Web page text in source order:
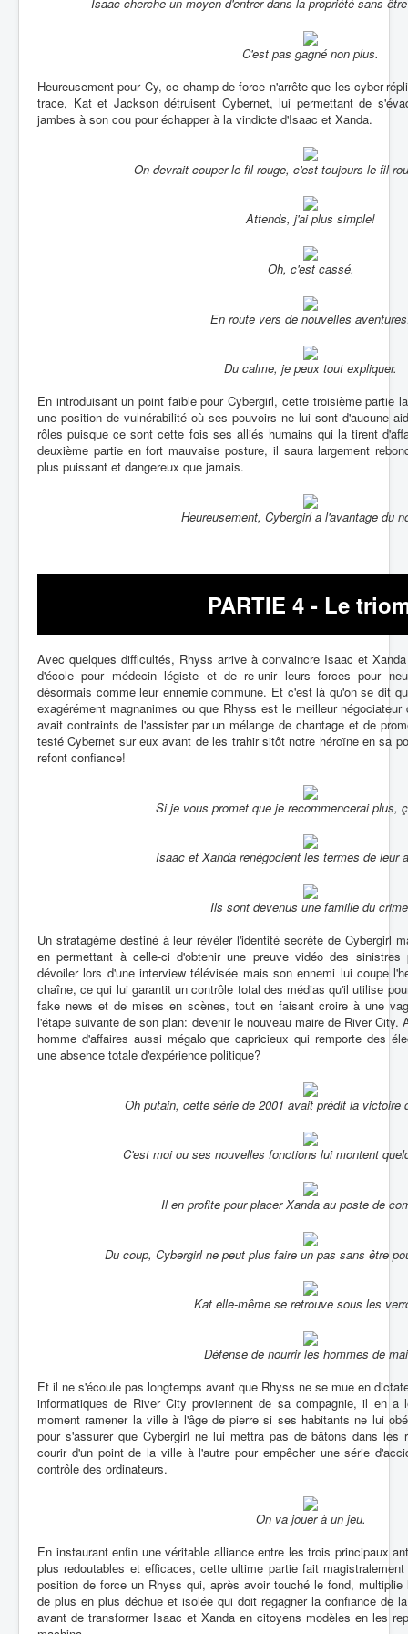
C'est pas gagné non plus.
Heureusement pour Cy, ce champ de force n'arrête que les cyber-
trace, Kat et Jackson détruisent Cybernet, lui permettant de
jambes à son cou pour échapper à la vindicte d'Isaac et Xanda.
On devrait couper le fil rouge, c'est toujours le fil
Attends, j'ai plus simple!
Oh, c'est cassé.
En route vers de nouvelles
Du calme, je peux tout expliquer.
En introduisant un point faible pour Cybergirl, cette troisième partie
une position de vulnérabilité où ses pouvoirs ne lui sont d'aucune
rôles puisque ce sont cette fois ses alliés humains qui la tirent
deuxième partie en fort mauvaise posture, il saura largement
plus puissant et dangereux que jamais.
Heureusement, Cybergirl a l'avantage du
PARTIE 4 - Le
Avec quelques difficultés, Rhyss arrive à convaincre Isaac et
d'école pour médecin légiste et de re-unir leurs forces pour
désormais comme leur ennemie commune. Et c'est là qu'on se dit
exagérément magnanimes ou que Rhyss est le meilleur
avait contraints de l'assister par un mélange de chantage et de
testé Cybernet sur eux avant de les trahir sitôt notre héroïne en sa
refont confiance!
Si je vous promet que je recommencerai plus,
Isaac et Xanda renégocient les termes de leur
Ils sont devenus une famille du
Un stratagème destiné à leur révéler l'identité secrète de Cybergirl
en permettant à celle-ci d'obtenir une preuve vidéo des
dévoiler lors d'une interview télévisée mais son ennemi lui coupe
chaîne, ce qui lui garantit un contrôle total des médias qu'il utilise
fake news et de mises en scènes, tout en faisant croire à une
l'étape suivante de son plan: devenir le nouveau maire de River City.
homme d'affaires aussi mégalo que capricieux qui remporte des
une absence totale d'expérience politique?
Oh putain, cette série de 2001 avait prédit la victoire
C'est moi ou ses nouvelles fonctions lui montent
Il en profite pour placer Xanda au poste de
Du coup, Cybergirl ne peut plus faire un pas sans être
Kat elle-même se retrouve sous les
Défense de nourrir les hommes de
Et il ne s'écoule pas longtemps avant que Rhyss ne se mue en
informatiques de River City proviennent de sa compagnie, il en
moment ramener la ville à l'âge de pierre si ses habitants ne lui
pour s'assurer que Cybergirl ne lui mettra pas de bâtons dans les
courir d'un point de la ville à l'autre pour empêcher une série
contrôle des ordinateurs.
On va jouer à un jeu.
En instaurant enfin une véritable alliance entre les trois principaux
plus redoutables et efficaces, cette ultime partie fait
position de force un Rhyss qui, après avoir touché le fond,
de plus en plus déchue et isolée qui doit regagner la confiance de
avant de transformer Isaac et Xanda en citoyens modèles en les